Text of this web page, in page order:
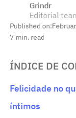
Grindr
Editorial
Published on:
7 min. read
ÍNDICE DE
Felicidade no
íntimos